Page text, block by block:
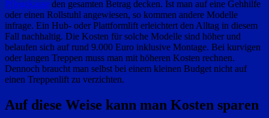
Pflegekasse den gesamten Betrag decken. Ist man auf eine Gehhilfe
oder einen Rollstuhl angewiesen, so kommen andere Modelle
infrage. Ein Hub- oder Plattformlift erleichtert den Alltag in diesem
Fall nachhaltig. Die Kosten für solche Modelle sind höher und
belaufen sich auf rund 9.000 Euro inklusive Montage. Bei kurvigen
oder langen Treppen muss man mit höheren Kosten rechnen.
Dennoch braucht man selbst bei einem kleinen Budget nicht auf
einen Treppenlift zu verzichten.
Auf diese Weise kann man Kosten sparen